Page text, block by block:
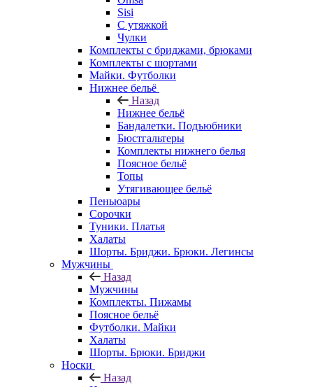
Sisi
С утяжкой
Чулки
Комплекты с бриджами, брюками
Комплекты с шортами
Майки. Футболки
Нижнее бельё
Назад
Нижнее бельё
Бандалетки. Подъюбники
Бюстгальтеры
Комплекты нижнего белья
Поясное бельё
Топы
Утягивающее бельё
Пеньюары
Сорочки
Туники. Платья
Халаты
Шорты. Бриджи. Брюки. Легинсы
Мужчины
Назад
Мужчины
Комплекты. Пижамы
Поясное бельё
Футболки. Майки
Халаты
Шорты. Брюки. Бриджи
Носки
Назад